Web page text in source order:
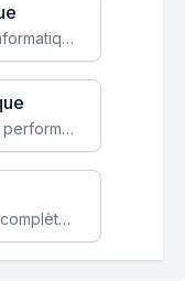
Optimisez votre stratégie informatique avec l'expertise de nos consultants pour améliorer votre efficacité et sécurité.
Garantissez la stabilité et la performance de votre entreprise avec une infrastructure IT sécurisée et évolutive.
Microsoft 365 une solution complète qui booste votre productivité, renforce la sécurité de vos données et facilite la collaboration.